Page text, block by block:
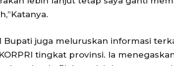
Bupati juga meluruskan informasi
tingkat provinsi. Ia